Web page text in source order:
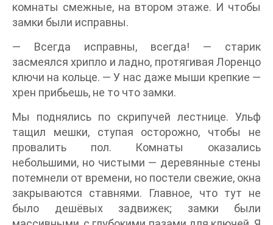
комнаты смежные, на втором этаже. И чтобы
замки были исправны.
— Всегда исправны, всегда! — старик
засмеялся хрипло и ладно, протягивая Лоренцо
ключи на кольце. — У нас даже мыши крепкие —
хрен прибьешь, не то что замки.
Мы поднялись по скрипучей лестнице. Ульф
тащил мешки, ступая осторожно, чтобы не
провалить пол. Комнаты оказались
небольшими, но чистыми — деревянные стены
потемнели от времени, но постели свежие, окна
закрываются ставнями. Главное, что тут не
было дешёвых задвижек; замки были